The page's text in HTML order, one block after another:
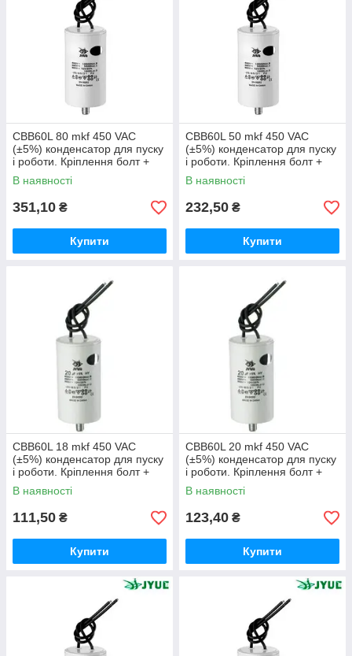
CBB60L 80 mkf 450 VAC
(±5%) конденсатор для пуску
і роботи. Кріплення болт +
дроти (60*120 mm)
В наявності
351,10 ₴
Купити
CBB60L 50 mkf 450 VAC
(±5%) конденсатор для пуску
і роботи. Кріплення болт +
дроти (50*106 mm)
В наявності
232,50 ₴
Купити
CBB60L 18 mkf 450 VAC
(±5%) конденсатор для пуску
і роботи. Кріплення болт +
дроти (40*70 mm)
В наявності
111,50 ₴
Купити
CBB60L 20 mkf 450 VAC
(±5%) конденсатор для пуску
і роботи. Кріплення болт +
дроти (40*70 mm)
В наявності
123,40 ₴
Купити